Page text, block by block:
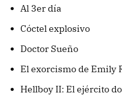
Al 3er día
Cóctel explosivo
Doctor Sueño
El exorcismo de Emily
Hellboy II: El ejército